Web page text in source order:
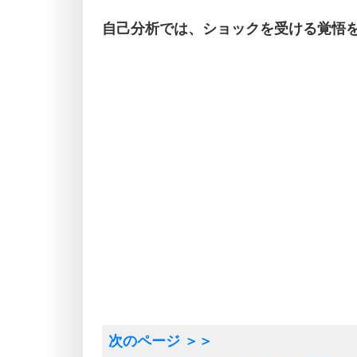
自己分析では、ショックを受ける覚悟